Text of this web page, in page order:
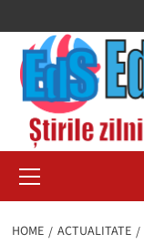
to
content
Menu
HOME ACTUALITATE